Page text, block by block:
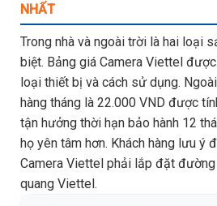
NHẤT
Trong nhà và ngoài trời là hai loại
biệt. Bảng giá Camera Viettel
loại thiết bị và cách sử dụng.
hàng tháng là 22.000 VND được
tận hưởng thời hạn bảo hành 12
họ yên tâm hơn. Khách hàng lưu ý
Camera Viettel phải lắp đặt
quang Viettel.